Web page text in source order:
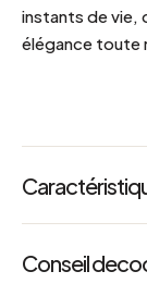
instants de vie,
élégance toute
chevilles
Conseil